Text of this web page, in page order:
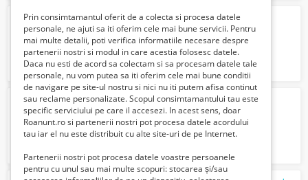
Cauto femeie doamna singura
Verifica cu vanzatorul
Barbat ajutor in casa nu am obligatii
450 Lei
Prin consimtamantul oferit de a colecta si procesa datele
personale, ne ajuti sa iti oferim cele mai bune servicii. Pentru
mai multe detalii, poti verifica informatiile necesare despre
partenerii nostri si modul in care acestia folosesc datele.
Daca nu esti de acord sa colectam si sa procesam datele tale
personale, nu vom putea sa iti oferim cele mai bune conditii
de navigare pe site-ul nostru si nici nu iti putem afisa continut
sau reclame personalizate. Scopul consimtamantului tau este
specific serviciului pe care il accesezi. In acest sens, doar
Roanunt.ro si partenerii nostri pot procesa datele acordului
tau iar el nu este distribuit cu alte site-uri de pe Internet.
Partenerii nostri pot procesa datele voastre persoanele
pentru cu unul sau mai multe scopuri: stocarea și/sau